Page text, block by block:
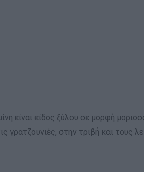
είναι είδος ξύλου σε μορφή
γρατζουνιές, στην τριβή και τους